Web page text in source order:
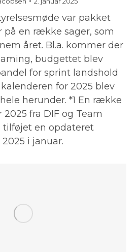
var pakket
en række sager, som
året. Bl.a. kommer der
budgettet blev
for sprint landshold
for 2025 blev
herunder. *1 En række
fra DIF og Team
tilføjet en opdateret
i januar.